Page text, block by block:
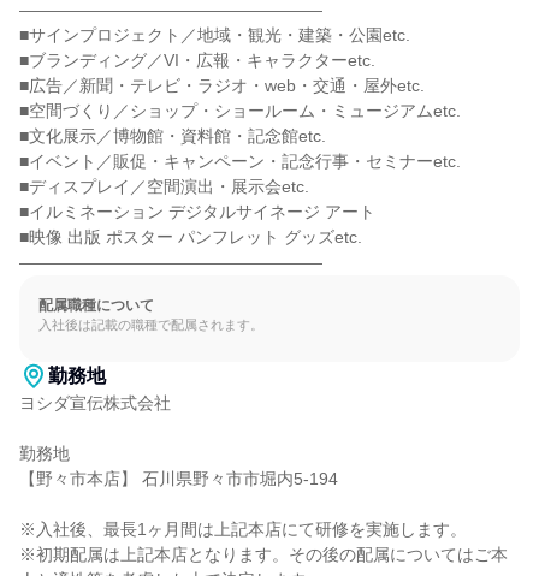
――――――――――――――――――
■サインプロジェクト／地域・観光・建築・公園etc.
■ブランディング／VI・広報・キャラクターetc.
■広告／新聞・テレビ・ラジオ・web・交通・屋外etc.
■空間づくり／ショップ・ショールーム・ミュージアムetc.
■文化展示／博物館・資料館・記念館etc.
■イベント／販促・キャンペーン・記念行事・セミナーetc.
■ディスプレイ／空間演出・展示会etc.
■イルミネーション デジタルサイネージ アート
■映像 出版 ポスター パンフレット グッズetc.
――――――――――――――――――
配属職種について
入社後は記載の職種で配属されます。
勤務地
ヨシダ宣伝株式会社
勤務地
【野々市本店】 石川県野々市市堀内5-194
※入社後、最長1ヶ月間は上記本店にて研修を実施します。
※初期配属は上記本店となります。その後の配属についてはご本